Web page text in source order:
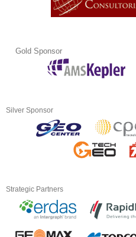
Gold Sponsor
Silver Sponsor
Strategic Partners